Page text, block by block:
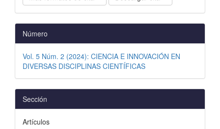
Número
Vol. 5 Núm. 2 (2024): CIENCIA E INNOVACIÓN EN
DIVERSAS DISCIPLINAS CIENTÍFICAS
Sección
Artículos